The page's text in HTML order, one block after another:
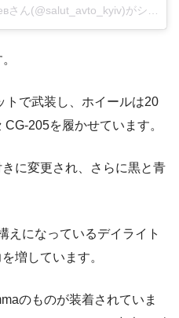
トで武装し、ホイールは20
205を履かせています。
に変更され、さらに黒と青
えになっているデイライト
増しています。
のものが装着されていま